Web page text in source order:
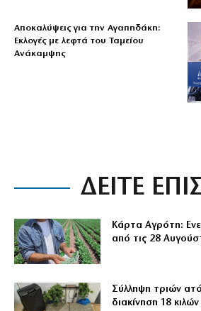
Αποκαλύψεις για την Αγαπηδάκη:
Εκλογές με λεφτά του Ταμείου
Ανάκαμψης
ΔΕΙΤΕ
Κάρτα Αγρότη:
από τις 28
Σύλληψη τριών
διακίνηση 18 κιλών